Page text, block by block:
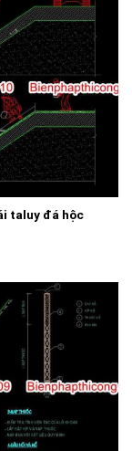
taluy đá hộc